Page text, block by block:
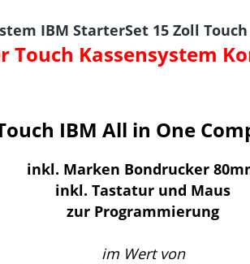
IBM StarterSet 15 Zoll Touch
Touch Kassensystem
IBM All in One
inkl. Marken Bondrucker
inkl. Tastatur und Maus
zur Programmierung
im Wert von